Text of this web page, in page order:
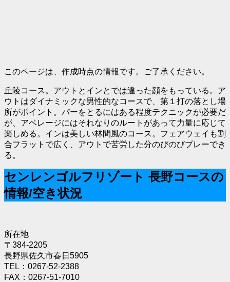
このページは、作成時点の情報です。ご了承ください。
丘陵コース。アウトとインとでは違った顔をもっている。ア
ウトはダイナミックな男性的なコースで、第１打の落とし場
所がポイント。パーをとるにはある程度テクニックが必要だ
が、アベレージにはそれなりのルートがあって力量に応じて
楽しめる。インは美しい林間風のコース。フェアウェイも割
合フラットで広く、アウトで苦労した分のびのびプレーでき
る。
センレンゴルフリゾート 長野コースの
情報/空き状況
所在地
〒384-2205
長野県佐久市春日5905
TEL：0267-52-2388
FAX：0267-51-7010